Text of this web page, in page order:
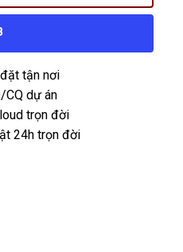
tận nơi
CQ dự án
trọn đời
24h trọn đời